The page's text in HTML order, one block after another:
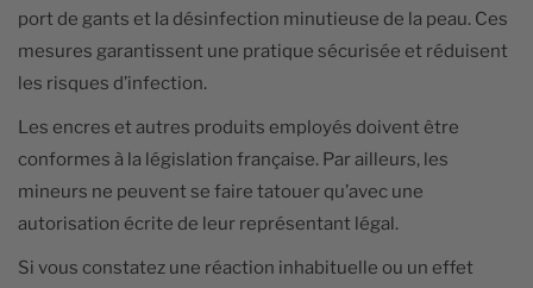
port de gants et la désinfection minutieuse de la peau. Ces
mesures garantissent une pratique sécurisée et réduisent
les risques d’infection.
Les encres et autres produits employés doivent être
conformes à la législation française. Par ailleurs, les
mineurs ne peuvent se faire tatouer qu’avec une
autorisation écrite de leur représentant légal.
Si vous constatez une réaction inhabituelle ou un effet